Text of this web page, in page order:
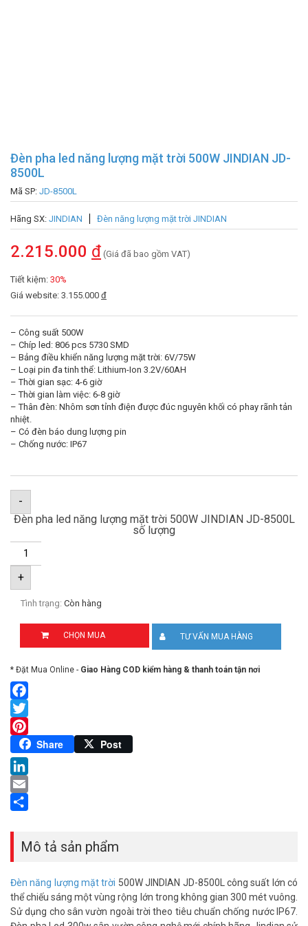
Đèn pha led năng lượng mặt trời 500W JINDIAN JD-
8500L
Mã SP: JD-8500L
Hãng SX: JINDIAN Đèn năng lượng mặt trời JINDIAN
2.215.000 đ (Giá đã bao gồm VAT)
Tiết kiệm: 30%
Giá website: 3.155.000 đ
– Công suất 500W
– Chíp led: 806 pcs 5730 SMD
– Bảng điều khiển năng lượng mặt trời: 6V/75W
– Loại pin đa tinh thể: Lithium-Ion 3.2V/60AH
– Thời gian sạc: 4-6 giờ
– Thời gian làm việc: 6-8 giờ
– Thân đèn: Nhôm sơn tỉnh điện được đúc nguyên khối có phay rãnh tản
nhiệt.
– Có đèn báo dung lượng pin
– Chống nước: IP67
-
Đèn pha led năng lượng mặt trời 500W JINDIAN JD-8500L
số lượng
+
Tình trạng: Còn hàng
CHỌN MUA TƯ VẤN MUA HÀNG
* Đặt Mua Online - Giao Hàng COD kiểm hàng & thanh toán tận nơi
Facebook
Twitter
Pinterest
Share Post
LinkedIn
Email
Mô tả sản phẩm
Đèn năng lượng mặt trời 500W JINDIAN JD-8500L công suất lớn có
thể chiếu sáng một vùng rộng lớn trong không gian 300 mét vuông.
Sử dụng cho sân vườn ngoài trời theo tiêu chuẩn chống nước IP67.